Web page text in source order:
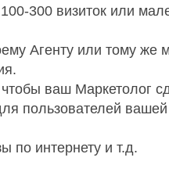
300 визиток или
Агенту или тому же
ваш Маркетолог
пользователей
по интернету и т.д.